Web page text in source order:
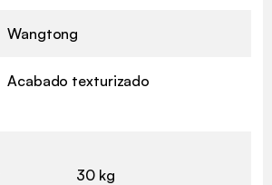
Wangtong
Acabado texturizado
30 kg